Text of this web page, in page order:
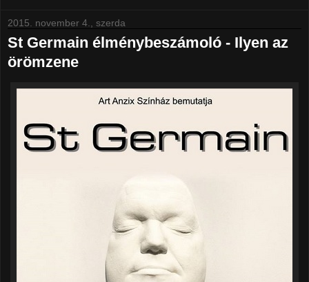
2015. november 4., szerda
St Germain élménybeszámoló - Ilyen az
örömzene